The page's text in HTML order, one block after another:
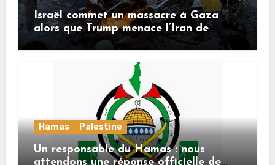
Israël commet un massacre à Gaza
alors que Trump menace l’Iran de
«décapitation»
Hamas Palestine
Un responsable du Hamas : nous
attendons une réponse officielle de